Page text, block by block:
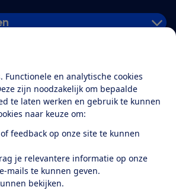
Functionele en analytische cookies
zijn noodzakelijk om bepaalde
te laten werken en gebruik te kunnen
naar keuze om:
feedback op onze site te kunnen
je relevantere informatie op onze
mails te kunnen geven.
bekijken.
over de
Privacyverklaring